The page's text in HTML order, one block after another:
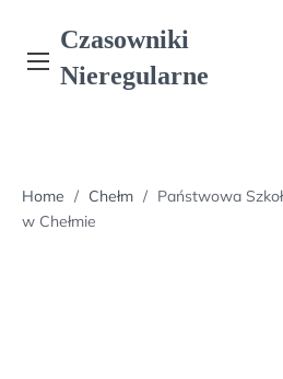
content
Czasowniki
Nieregularne
Home / Chełm / Państwowa
w Chełmie